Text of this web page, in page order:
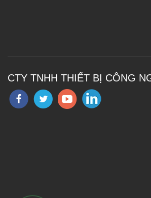
CTY TNHH THIẾT BỊ CÔNG